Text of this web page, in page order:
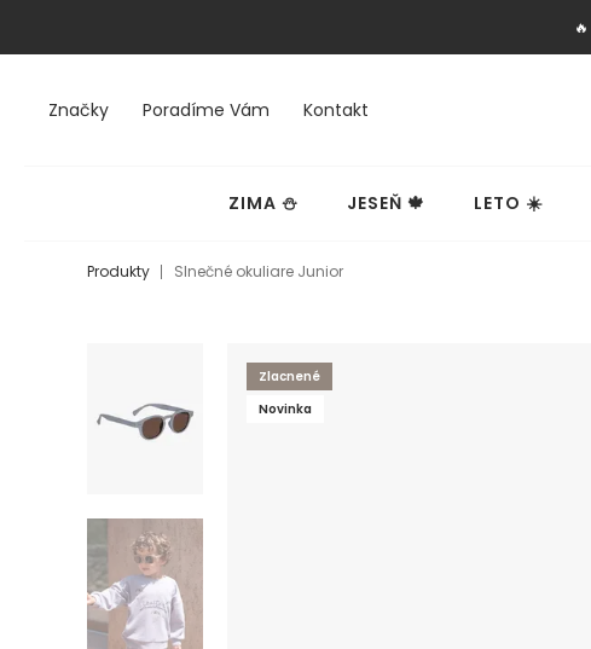
🔥
Značky Poradíme Vám Kontakt
ZIMA ⛄ JESEŇ 🍁 LETO ☀️
Produkty Slnečné okuliare Junior
Zlacnené
Novinka